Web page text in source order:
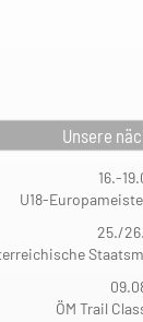
Unsere
16.-
U18-
25./
ÖM Trail